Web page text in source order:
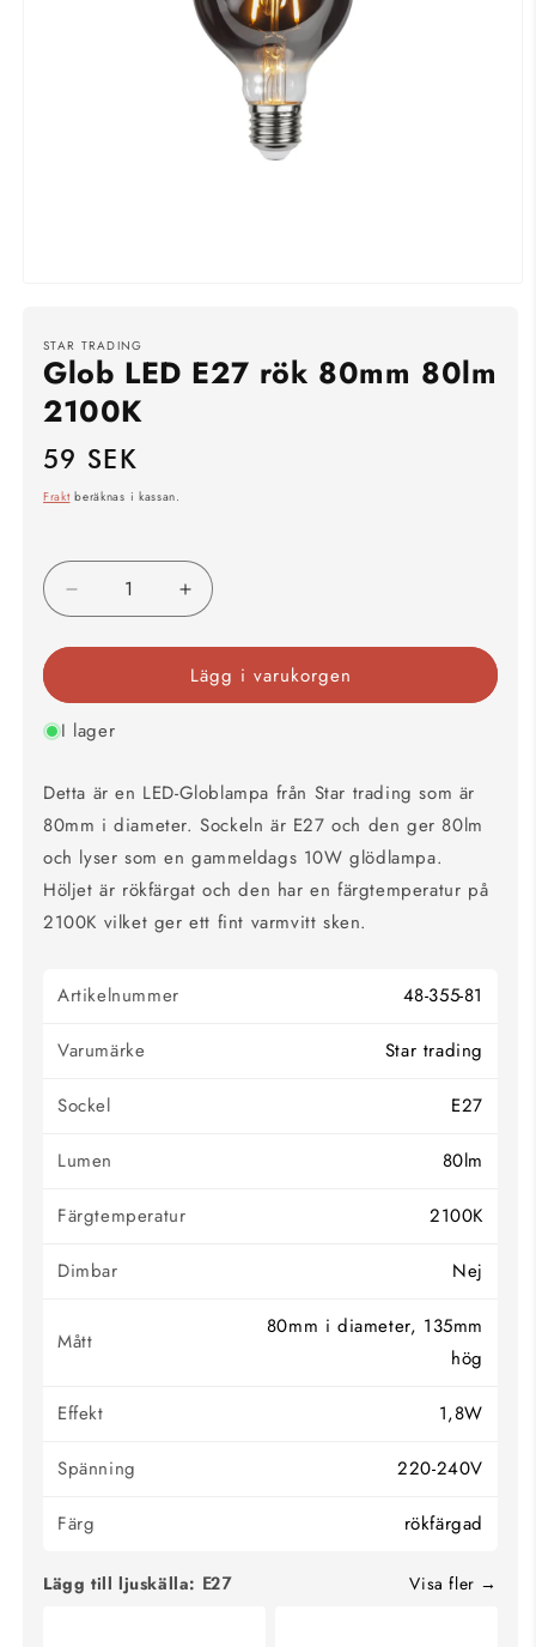
modalfönster
STAR TRADING
Glob LED E27 rök 80mm 80lm
2100K
Ordinarie
pris
59 SEK
Fraktberäknas i kassan.
Minska
kvantitet
för
LED
E27
80lm
2100K
Öka
kvantitet
för
Glob
LED
80lm
2100K
Lägg i varukorgen
I lager
Detta är en LED-Globlampa från Star trading som är
80mm i diameter. Sockeln är E27 och den ger 80lm
och lyser som en gammeldags 10W glödlampa.
Höljet är rökfärgat och den har en färgtemperatur på
2100K vilket ger ett fint varmvitt sken.
Artikelnummer 48-355-81
Varumärke Star trading
Sockel E27
Lumen 80lm
Färgtemperatur 2100K
Dimbar Nej
Mått
80mm i diameter, 135mm
hög
Effekt 1,8W
Spänning 220-240V
Färg rökfärgad
Lägg till ljuskälla: E27 Visa fler